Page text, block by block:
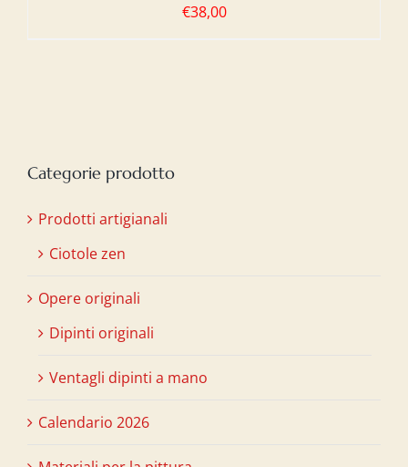
€38,00
Categorie prodotto
Prodotti artigianali
Ciotole zen
Opere originali
Dipinti originali
Ventagli dipinti a mano
Calendario 2026